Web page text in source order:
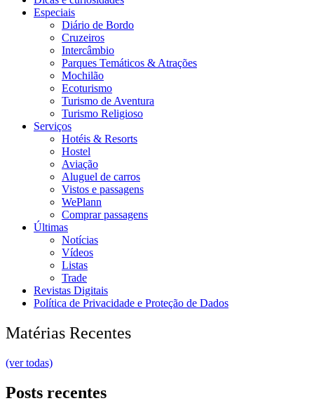
Especiais
Diário de Bordo
Cruzeiros
Intercâmbio
Parques Temáticos & Atrações
Mochilão
Ecoturismo
Turismo de Aventura
Turismo Religioso
Serviços
Hotéis & Resorts
Hostel
Aviação
Aluguel de carros
Vistos e passagens
WePlann
Comprar passagens
Últimas
Notícias
Vídeos
Listas
Trade
Revistas Digitais
Política de Privacidade e Proteção de Dados
Matérias Recentes
(ver todas)
Posts recentes